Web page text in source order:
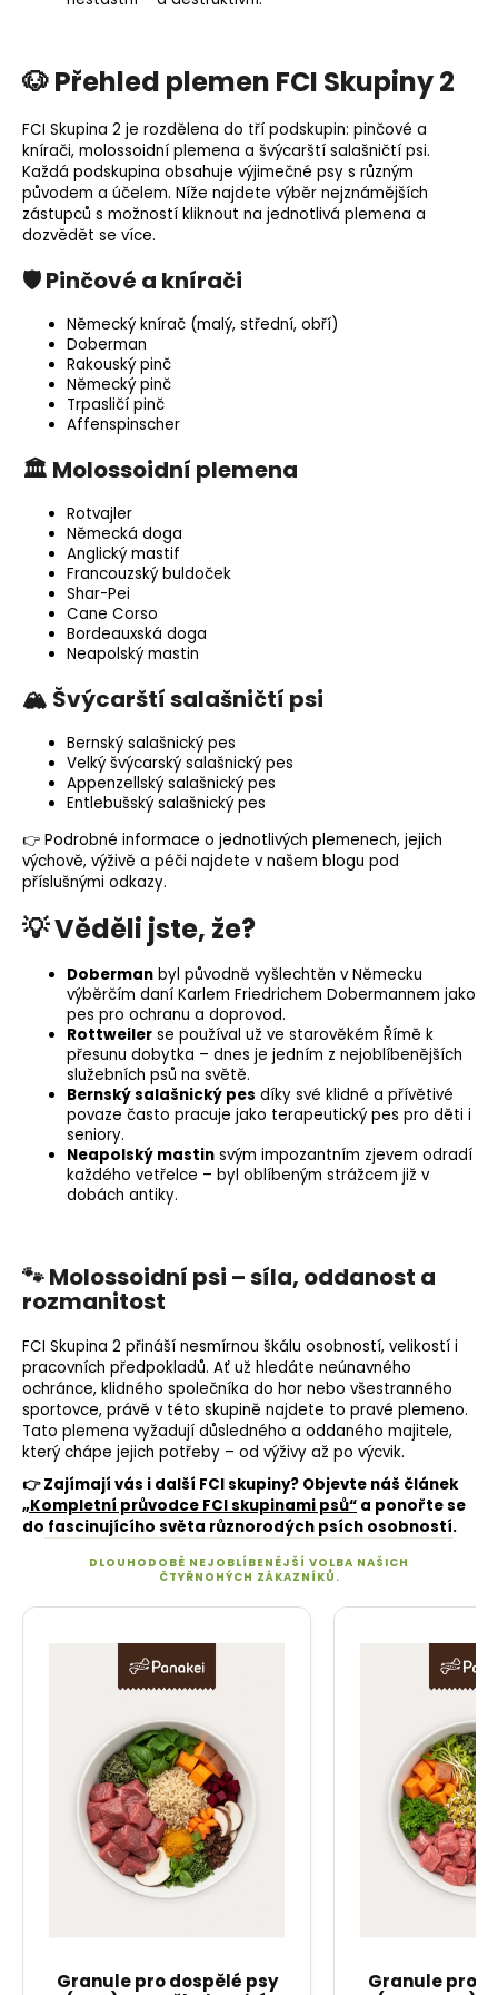
🐶 Přehled plemen FCI Skupiny 2
FCI Skupina 2 je rozdělena do tří podskupin: pinčové a
knírači, molossoidní plemena a švýcarští salašničtí psi.
Každá podskupina obsahuje výjimečné psy s různým
původem a účelem. Níže najdete výběr nejznámějších
zástupců s možností kliknout na jednotlivá plemena a
dozvědět se více.
🛡️ Pinčové a knírači
Německý knírač (malý, střední, obří)
Doberman
Rakouský pinč
Německý pinč
Trpasličí pinč
Affenspinscher
🏛️ Molossoidní plemena
Rotvajler
Německá doga
Anglický mastif
Francouzský buldoček
Shar-Pei
Cane Corso
Bordeauxská doga
Neapolský mastin
🏔️ Švýcarští salašničtí psi
Bernský salašnický pes
Velký švýcarský salašnický pes
Appenzellský salašnický pes
Entlebušský salašnický pes
👉 Podrobné informace o jednotlivých plemenech, jejich
výchově, výživě a péči najdete v našem blogu pod
příslušnými odkazy.
💡 Věděli jste, že?
Doberman byl původně vyšlechtěn v Německu
výběrčím daní Karlem Friedrichem Dobermannem jako
pes pro ochranu a doprovod.
Rottweiler se používal už ve starověkém Římě k
přesunu dobytka – dnes je jedním z nejoblíbenějších
služebních psů na světě.
Bernský salašnický pes díky své klidné a přívětivé
povaze často pracuje jako terapeutický pes pro děti i
seniory.
Neapolský mastin svým impozantním zjevem odradí
každého vetřelce – byl oblíbeným strážcem již v
dobách antiky.
🐾 Molossoidní psi – síla, oddanost a
rozmanitost
FCI Skupina 2 přináší nesmírnou škálu osobností, velikostí i
pracovních předpokladů. Ať už hledáte neúnavného
ochránce, klidného společníka do hor nebo všestranného
sportovce, právě v této skupině najdete to pravé plemeno.
Tato plemena vyžadují důsledného a oddaného majitele,
který chápe jejich potřeby – od výživy až po výcvik.
👉 Zajímají vás i další FCI skupiny? Objevte náš článek
„Kompletní průvodce FCI skupinami psů“ a ponořte se
do fascinujícího světa různorodých psích osobností.